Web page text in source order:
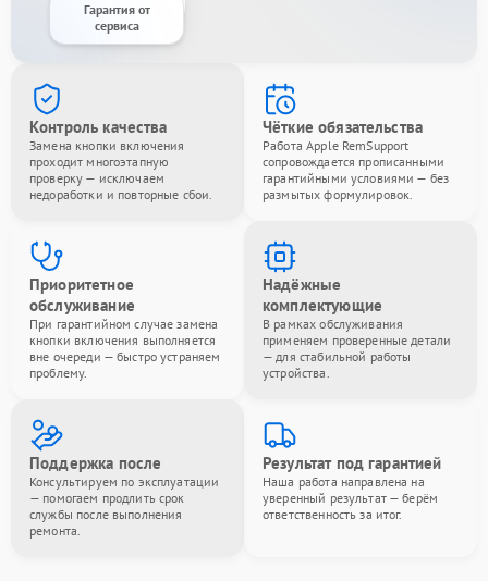
Гарантия от
сервиса
Контроль качества
Замена кнопки включения
проходит многоэтапную
проверку — исключаем
недоработки и повторные сбои.
Чёткие обязательства
Работа Apple RemSupport
сопровождается прописанными
гарантийными условиями — без
размытых формулировок.
Приоритетное
обслуживание
При гарантийном случае замена
кнопки включения выполняется
вне очереди — быстро устраняем
проблему.
Надёжные
комплектующие
В рамках обслуживания
применяем проверенные детали
— для стабильной работы
устройства.
Поддержка после
Консультируем по эксплуатации
— помогаем продлить срок
службы после выполнения
ремонта.
Результат под гарантией
Наша работа направлена на
уверенный результат — берём
ответственность за итог.